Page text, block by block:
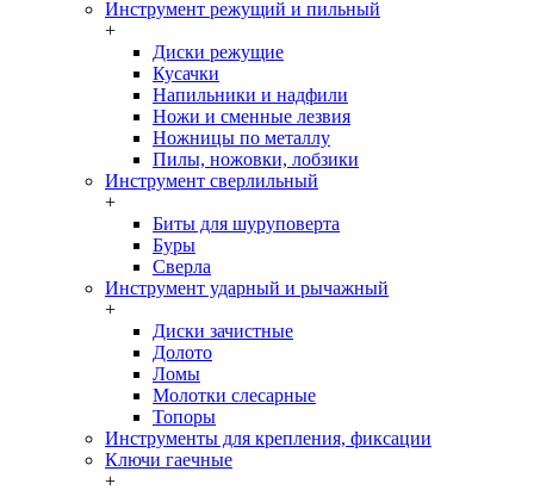
Инструмент режущий и пильный
+
Диски режущие
Кусачки
Напильники и надфили
Ножи и сменные лезвия
Ножницы по металлу
Пилы, ножовки, лобзики
Инструмент сверлильный
+
Биты для шуруповерта
Буры
Сверла
Инструмент ударный и рычажный
+
Диски зачистные
Долото
Ломы
Молотки слесарные
Топоры
Инструменты для крепления, фиксации
Ключи гаечные
+